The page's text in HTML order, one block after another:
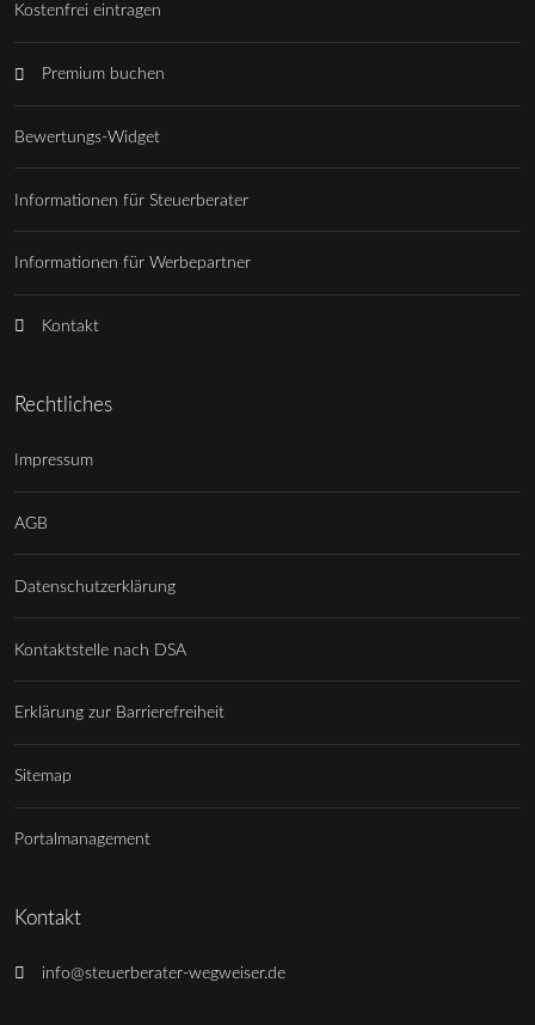
Kostenfrei eintragen
Premium buchen
Bewertungs-Widget
Informationen für Steuerberater
Informationen für Werbepartner
Kontakt
Rechtliches
Impressum
AGB
Datenschutzerklärung
Kontaktstelle nach DSA
Erklärung zur Barrierefreiheit
Sitemap
Portalmanagement
Kontakt
info@steuerberater-wegweiser.de